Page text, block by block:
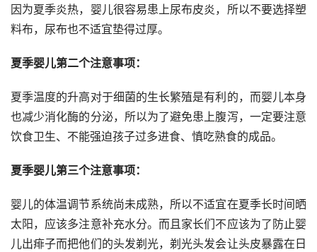
因为夏季炎热，婴儿很容易患上尿布皮炎，所以不要选择塑
料布，尿布也不适宜垫得过厚。
夏季婴儿第二个注意事项：
夏季温度的升高对于细菌的生长繁殖是有利的，而婴儿本身
也减少消化酶的分泌，所以为了避免患上腹泻，一定要注意
饮食卫生、不能强迫孩子过多进食、慎吃熟食的成品。
夏季婴儿第三个注意事项：
婴儿的体温调节系统尚未成熟，所以不适宜在夏季长时间晒
太阳，应该多注意补充水分。而且家长们不应该为了防止婴
儿出痱子而把他们的头发剃光，剃光头发会让头皮暴露在日